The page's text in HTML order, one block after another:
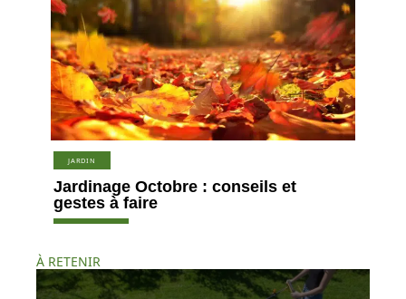
JARDIN
Jardinage Octobre : conseils et
gestes à faire
À RETENIR